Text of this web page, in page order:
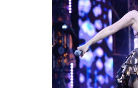
เป็นจำนวนมาก